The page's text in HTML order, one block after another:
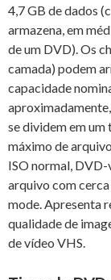
4,7 GB de dados
armazena, em
de um DVD). Os
camada) podem
capacidade
se dividem em um
máximo de
ISO normal,
arquivo com cerca
mode. Apresenta
qualidade de
de vídeo VHS.